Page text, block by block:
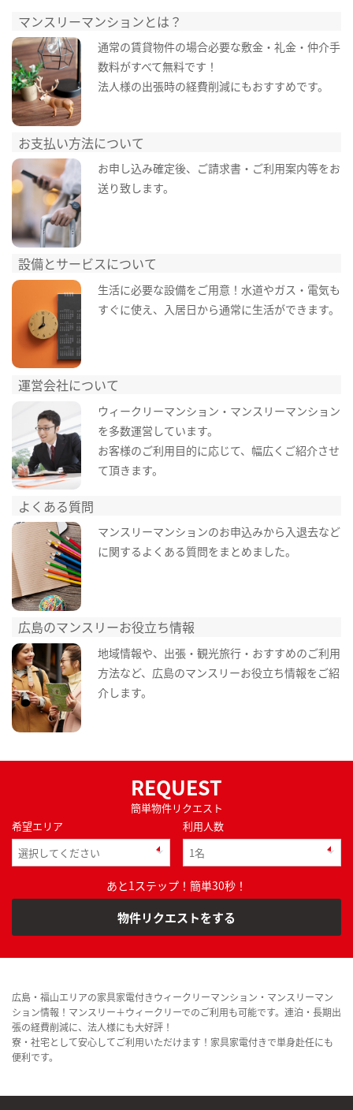
マンスリーマンションとは？
通常の賃貸物件の場合必要な敷金・礼金・仲介手
数料がすべて無料です！
法人様の出張時の経費削減にもおすすめです。
お支払い方法について
お申し込み確定後、ご請求書・ご利用案内等をお
送り致します。
設備とサービスについて
生活に必要な設備をご用意！水道やガス・電気も
すぐに使え、入居日から通常に生活ができます。
運営会社について
ウィークリーマンション・マンスリーマンション
を多数運営しています。
お客様のご利用目的に応じて、幅広くご紹介させ
て頂きます。
よくある質問
マンスリーマンションのお申込みから入退去など
に関するよくある質問をまとめました。
広島のマンスリーお役立ち情報
地域情報や、出張・観光旅行・おすすめのご利用
方法など、広島のマンスリーお役立ち情報をご紹
介します。
REQUEST
簡単物件リクエスト
希望エリア
利用人数
あと1ステップ！簡単30秒！
物件リクエストをする
広島・福山エリアの家具家電付きウィークリーマンション・マンスリーマン
ション情報！マンスリー＋ウィークリーでのご利用も可能です。連泊・長期出
張の経費削減に、法人様にも大好評！
寮・社宅として安心してご利用いただけます！家具家電付きで単身赴任にも
便利です。